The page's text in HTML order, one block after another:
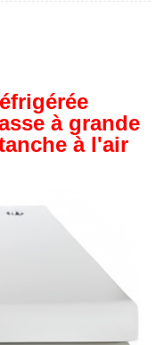
à grande
à l'air